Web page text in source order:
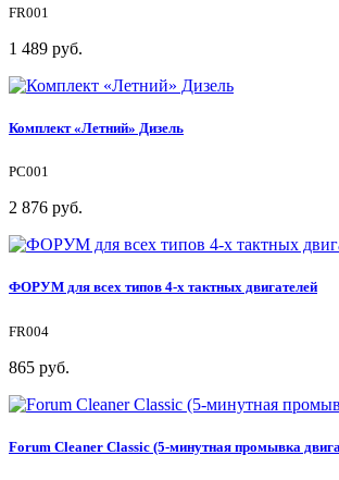
FR001
1 489 руб.
Комплект «Летний» Дизель
PC001
2 876 руб.
ФОРУМ для всех типов 4-х тактных двигателей
FR004
865 руб.
Forum Cleaner Classic (5-минутная промывка